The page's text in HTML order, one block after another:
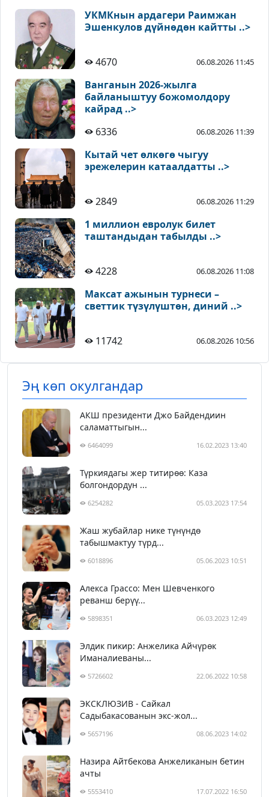
УКМКнын ардагери Раимжан
Эшенкулов дүйнөдөн кайтты ..>
4670 06.08.2026 11:45
Ванганын 2026-жылга
байланыштуу божомолдору
кайрад ..>
6336
06.08.2026 11:39
Кытай чет өлкөгө чыгуу
эрежелерин катаалдатты ..>
2849 06.08.2026 11:29
1 миллион евролук билет
таштандыдан табылды ..>
4228 06.08.2026 11:08
Максат ажынын турнеси –
светтик түзүлүштөн, диний ..>
11742 06.08.2026 10:56
Эң көп окулгандар
АКШ президенти Джо Байдендиин
саламаттыгын...
6464099 16.02.2023 13:40
Түркиядагы жер титирөө: Каза
болгондордун ...
6254282 05.03.2023 17:54
Жаш жубайлар нике түнүндө
табышмактуу түрд...
6018896 05.06.2023 10:51
Алекса Грассо: Мен Шевченкого
реванш берүү...
5898351 06.03.2023 12:49
Элдик пикир: Анжелика Айчүрөк
Иманалиеваны...
5726602 22.06.2022 10:58
ЭКСКЛЮЗИВ - Сайкал
Садыбакасованын экс-жол...
5657196 08.06.2023 14:02
Назира Айтбекова Анжеликанын бетин
ачты
5553410 17.07.2022 16:50